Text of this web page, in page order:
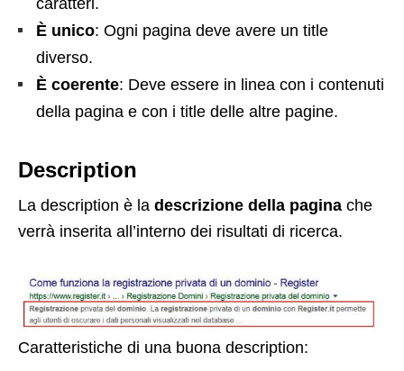
È unico: Ogni pagina deve avere un title
diverso.
È coerente: Deve essere in linea con i contenuti
della pagina e con i title delle altre pagine.
Description
La description è la descrizione della pagina che
verrà inserita all’interno dei risultati di ricerca.
Caratteristiche di una buona description: